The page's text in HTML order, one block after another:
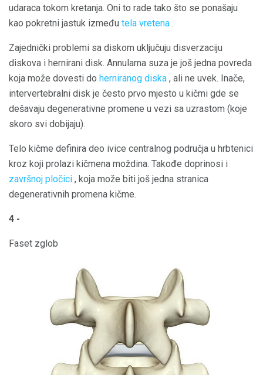
udaraca tokom kretanja. Oni to rade tako što se ponašaju
kao pokretni jastuk između tela vretena .
Zajednički problemi sa diskom uključuju disverzaciju
diskova i hernirani disk. Annularna suza je još jedna povreda
koja može dovesti do herniranog diska , ali ne uvek. Inače,
intervertebralni disk je često prvo mjesto u kičmi gde se
dešavaju degenerativne promene u vezi sa uzrastom (koje
skoro svi dobijaju).
Telo kičme definira deo ivice centralnog područja u hrbtenici
kroz koji prolazi kičmena moždina. Takođe doprinosi i
završnoj pločici , koja može biti još jedna stranica
degenerativnih promena kičme.
4 -
Faset zglob